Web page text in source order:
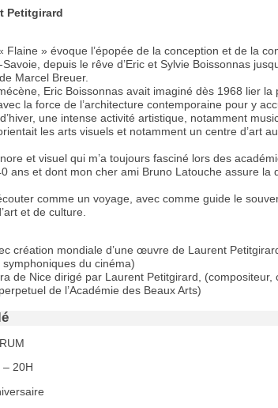
Petitgirard
Flaine » évoque l’épopée de la conception et de la
depuis le rêve d’Eric et Sylvie Boissonnas
Marcel Breuer.
Eric Boissonnas avait imaginé dès 1968 lier la
la force de l’architecture contemporaine pour y
une intense activité artistique, notamment
les arts visuels et notamment un centre d’art
et visuel qui m’a toujours fasciné lors des
ans et dont mon cher ami Bruno Latouche assure la
comme un voyage, avec comme guide le
et de culture.
création mondiale d’une œuvre de Laurent
du cinéma)
de Nice dirigé par Laurent Petitgirard, (compositeur,
de l’Académie des Beaux Arts)
20H